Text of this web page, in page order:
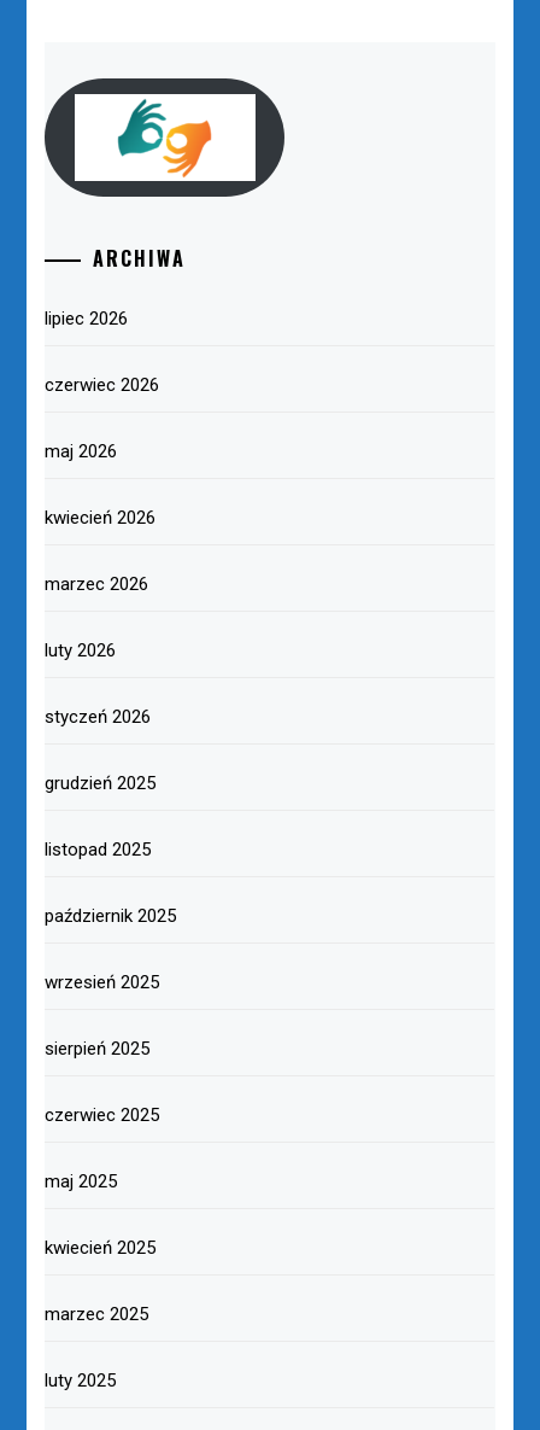
ARCHIWA
lipiec 2026
czerwiec 2026
maj 2026
kwiecień 2026
marzec 2026
luty 2026
styczeń 2026
grudzień 2025
listopad 2025
październik 2025
wrzesień 2025
sierpień 2025
czerwiec 2025
maj 2025
kwiecień 2025
marzec 2025
luty 2025